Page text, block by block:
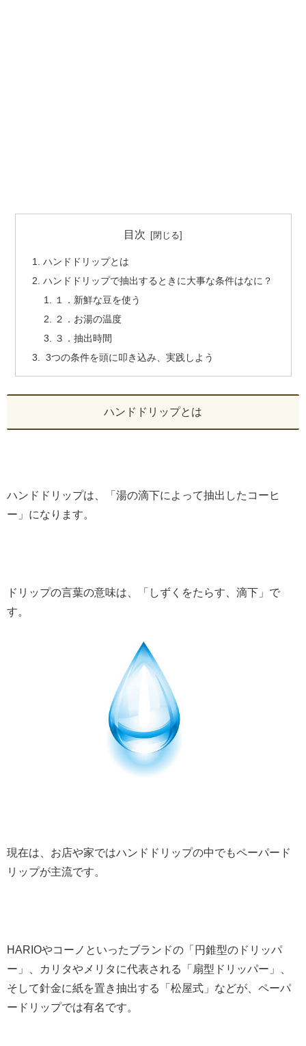
目次
ハンドドリップとは
ハンドドリップで抽出するときに大事な条件はなに？
１．新鮮な豆を使う
２．お湯の温度
３．抽出時間
3つの条件を頭に叩き込み、実践しよう
ハンドドリップとは
ハンドドリップは、「湯の滴下によって抽出したコーヒ
ー」になります。
ドリップの言葉の意味は、「しずくをたらす、滴下」で
す。
現在は、お店や家ではハンドドリップの中でもペーパード
リップが主流です。
HARIOやコーノといったブランドの「円錐型のドリッパ
ー」、カリタやメリタに代表される「扇型ドリッパー」、
そして針金に紙を置き抽出する「松屋式」などが、ペーパ
ードリップでは有名です。